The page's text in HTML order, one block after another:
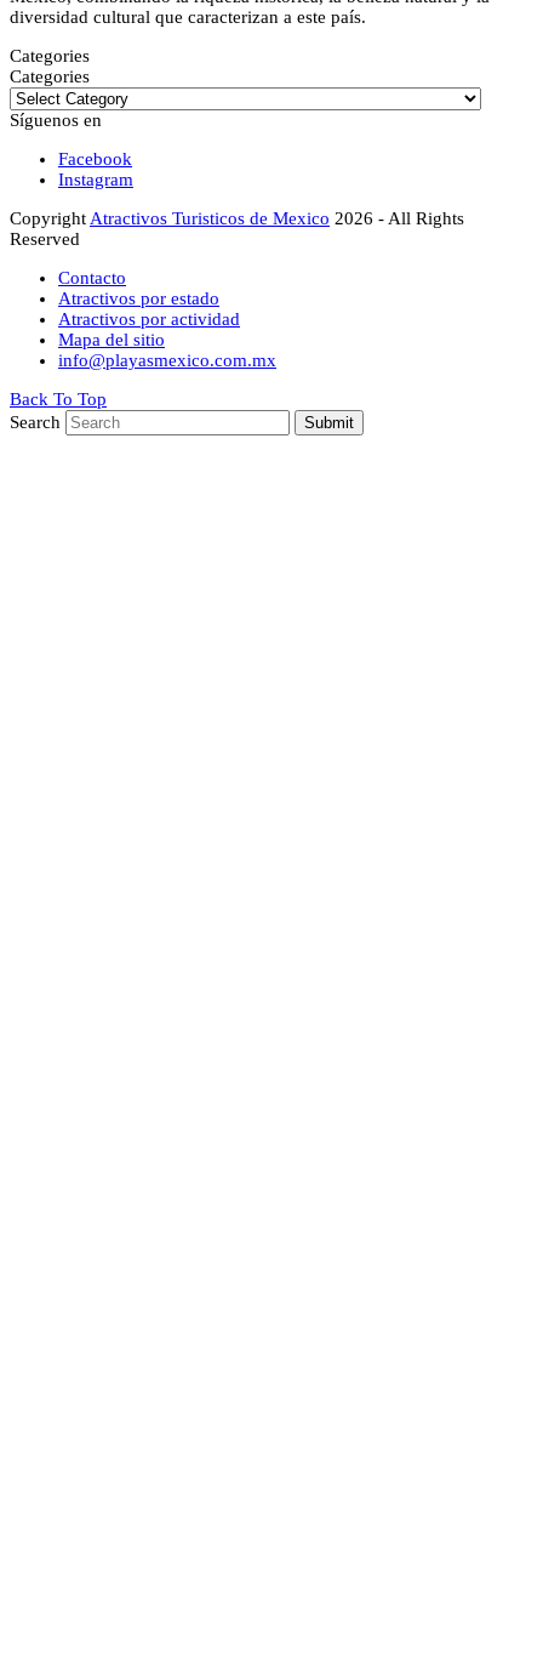
diversidad cultural que caracterizan a este país.
Categories
Categories
Síguenos en
Facebook
Instagram
CopyrightAtractivos Turisticos de Mexico 2026 - All Rights
Reserved
Contacto
Atractivos por estado
Atractivos por actividad
Mapa del sitio
info@playasmexico.com.mx
Back To Top
Search
Submit